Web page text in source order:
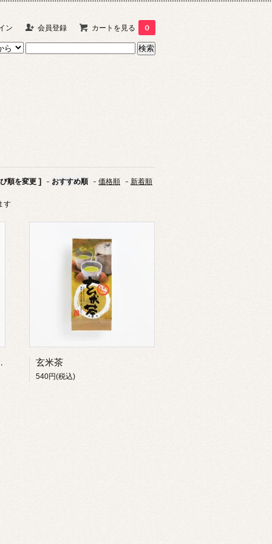
ン 会員登録 カートを見る 0
順を変更 ] - おすすめ順 - 価格順 - 新着順
す
タイプ 玄米茶
540円(税込)